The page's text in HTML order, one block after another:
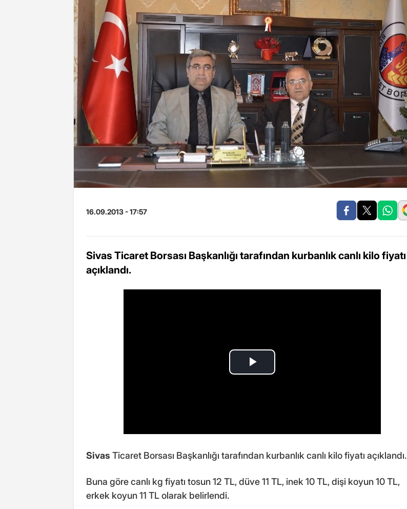
16.09.2013 - 17:57
Sivas Ticaret Borsası Başkanlığı tarafından kurbanlık canlı kilo fiyatı
açıklandı.
Sivas Ticaret Borsası Başkanlığı tarafından kurbanlık canlı kilo fiyatı açıklandı.
Buna göre canlı kg fiyatı tosun 12 TL, düve 11 TL, inek 10 TL, dişi koyun 10 TL,
erkek koyun 11 TL olarak belirlendi.